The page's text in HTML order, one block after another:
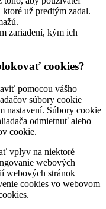
už predtým zadal.
zariadení, kým ich
cookies?
pomocou vášho
súbory cookie
nastavení. Súbory cookie
odmietnuť alebo
cookie.
vplyv na niektoré
webových
webových stránok
cookies vo webovom